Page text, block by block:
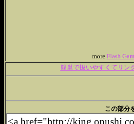
more Flash
簡単で扱いやすくてリン
この部分